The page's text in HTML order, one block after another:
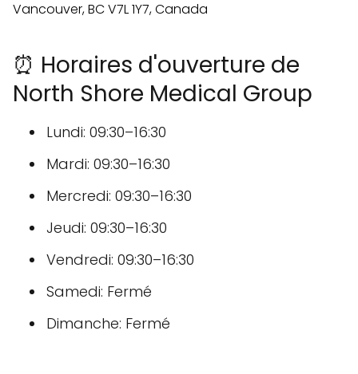
⏰ Horaires d'ouverture de
North Shore Medical Group
Lundi: 09:30–16:30
Mardi: 09:30–16:30
Mercredi: 09:30–16:30
Jeudi: 09:30–16:30
Vendredi: 09:30–16:30
Samedi: Fermé
Dimanche: Fermé